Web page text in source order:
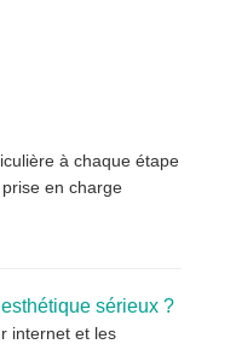
à chaque étape
en charge
sérieux ?
internet et les